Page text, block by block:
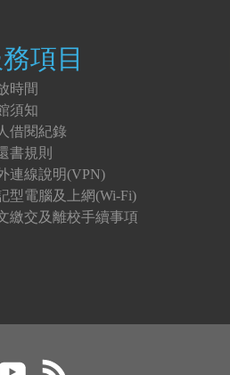
項目
時間
須知
借閱紀錄
書規則
連線說明(VPN)
型電腦及上網(Wi-Fi)
繳交及離校手續事項